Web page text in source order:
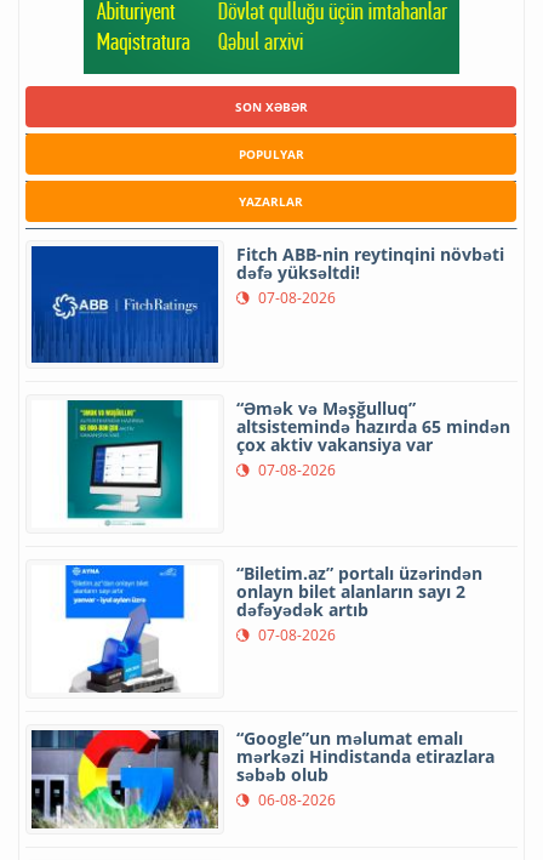
SON XƏBƏR
POPULYAR
YAZARLAR
Fitch ABB-nin reytinqini növbəti
dəfə yüksəltdi!
07-08-2026
“Əmək və Məşğulluq”
altsistemində hazırda 65 mindən
çox aktiv vakansiya var
07-08-2026
“Biletim.az” portalı üzərindən
onlayn bilet alanların sayı 2
dəfəyədək artıb
07-08-2026
“Google”un məlumat emalı
mərkəzi Hindistanda etirazlara
səbəb olub
06-08-2026